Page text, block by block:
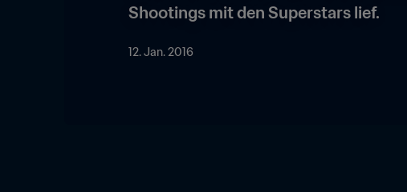
Shootings mit den Superstars lief.
12. Jan. 2016